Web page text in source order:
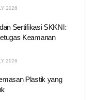
2026
Sertifikasi SKKNI:
Keamanan
2026
Plastik yang